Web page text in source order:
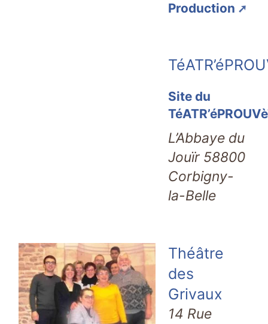
Production
Site du
L’Abbaye du
Jouïr 58800
Corbigny-
la-Belle
Théâtre
des
Grivaux
14 Rue